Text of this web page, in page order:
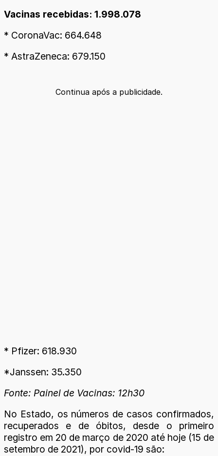
Vacinas recebidas: 1.998.078
* CoronaVac: 664.648
* AstraZeneca: 679.150
Continua após a publicidade.
* Pfizer: 618.930
*Janssen: 35.350
Fonte: Painel de Vacinas: 12h30
No Estado, os números de casos confirmados,
recuperados e de óbitos, desde o primeiro
registro em 20 de março de 2020 até hoje (15 de
setembro de 2021), por covid-19 são: